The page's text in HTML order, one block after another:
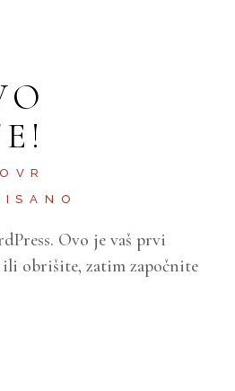
Ovo je vaš prvi
obrišite, zatim započnite